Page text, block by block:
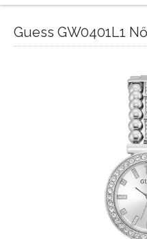
Guess GW0401L1